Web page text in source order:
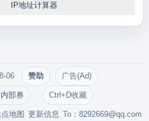
IP地址计算器
06 赞助 广告(Ad)
部券 Ctrl+D收藏
To：8292669@qq.com
更新信息
地图